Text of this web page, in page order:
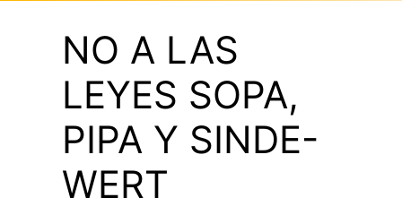
NO A LAS
LEYES SOPA,
PIPA Y SINDE-
WERT